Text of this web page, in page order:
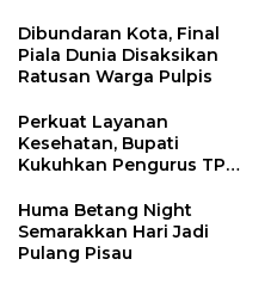
Dibundaran Kota, Final
Piala Dunia Disaksikan
Ratusan Warga Pulpis
Perkuat Layanan
Kesehatan, Bupati
Kukuhkan Pengurus TP
Huma Betang Night
Semarakkan Hari Jadi
Pulang Pisau